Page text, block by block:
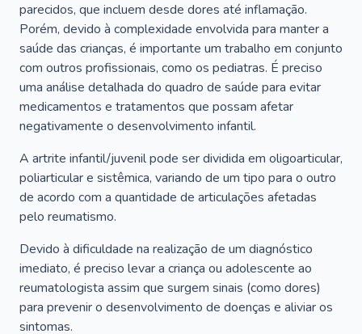
parecidos, que incluem desde dores até inflamação.
Porém, devido à complexidade envolvida para manter a
saúde das crianças, é importante um trabalho em conjunto
com outros profissionais, como os pediatras. É preciso
uma análise detalhada do quadro de saúde para evitar
medicamentos e tratamentos que possam afetar
negativamente o desenvolvimento infantil.
A artrite infantil/juvenil pode ser dividida em oligoarticular,
poliarticular e sistêmica, variando de um tipo para o outro
de acordo com a quantidade de articulações afetadas
pelo reumatismo.
Devido à dificuldade na realização de um diagnóstico
imediato, é preciso levar a criança ou adolescente ao
reumatologista assim que surgem sinais (como dores)
para prevenir o desenvolvimento de doenças e aliviar os
sintomas.